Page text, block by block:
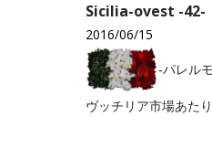
Sicilia-ovest -42-
2016/06/15
‐パレル
ヴッチリア市場あたり